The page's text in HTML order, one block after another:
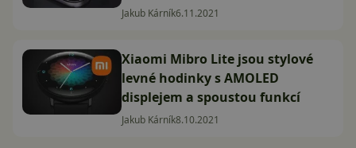
Jakub Kárník6.11.2021
Xiaomi Mibro Lite jsou stylové
levné hodinky s AMOLED
displejem a spoustou funkcí
Jakub Kárník8.10.2021